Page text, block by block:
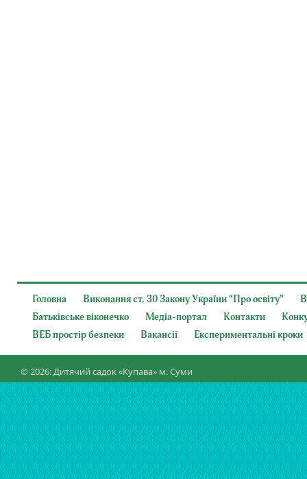
Головна Виконання ст. 30 Закону України “Про освіту”
Батьківське віконечко
Медіа-портал Контакти
ВЕБ простір безпеки
Вакансії Експериментальні кроки
© 2026: Дитячий садок «Купава» м. Суми